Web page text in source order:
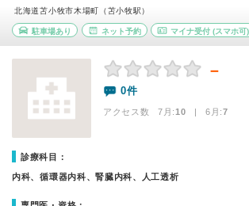
北海道苫小牧市木場町（苫小牧駅）
駐車場あり ネット予約 マイナ受付 (スマホ可)
－
0件
アクセス数 7月:10 | 6月:7
診療科目：
内科、循環器内科、腎臓内科、人工透析